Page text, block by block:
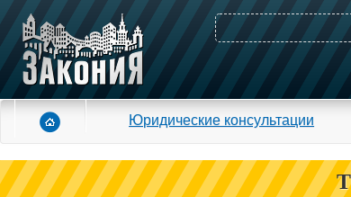
Юридические консультации